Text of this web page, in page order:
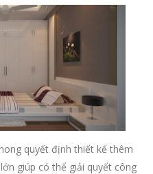
quyết định thiết kế thêm
giúp có thể giải quyết công